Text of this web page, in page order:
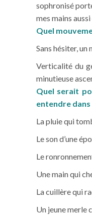
sophronisé
mes mains
Quel
Sans hésiter,
Verticalité du
minutieuse
Quel serait
entendre dans
La pluie qui
Le son d’une
Le
Une main qui
La cuillère qui
Un jeune merle